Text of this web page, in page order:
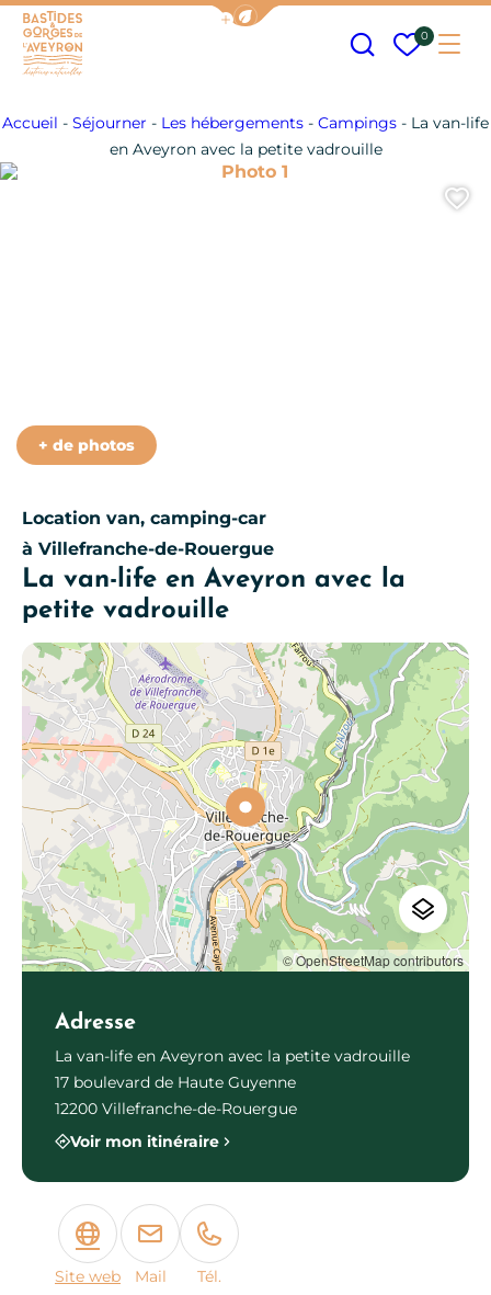
Afficher la barre de navigation
Mes
0
Accueil - Séjourner - Les hébergements - Campings - La van-life
en Aveyron avec la petite vadrouille
Location van, camping-car
à Villefranche-de-Rouergue
La van-life en Aveyron avec la
petite vadrouille
Photo 1
+ de photos
© OpenStreetMap contributors
Adresse
La van-life en Aveyron avec la petite vadrouille
17 boulevard de Haute Guyenne
12200 Villefranche-de-Rouergue
Voir mon itinéraire
Site web Mail Tél.